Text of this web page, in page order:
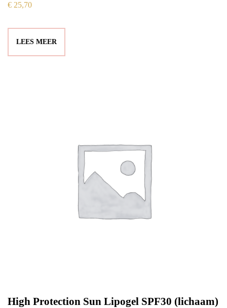
€ 25,70
LEES MEER
High Protection Sun Lipogel SPF30 (lichaam)